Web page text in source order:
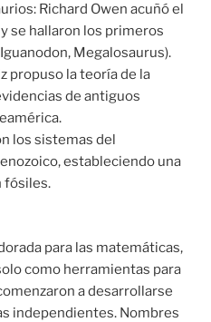
Richard Owen acuñó el
se hallaron los primeros
Megalosaurus).
propuso la teoría de la
de antiguos
los sistemas del
estableciendo una
fósiles.
para las matemáticas,
como herramientas para
a desarrollarse
independientes. Nombres